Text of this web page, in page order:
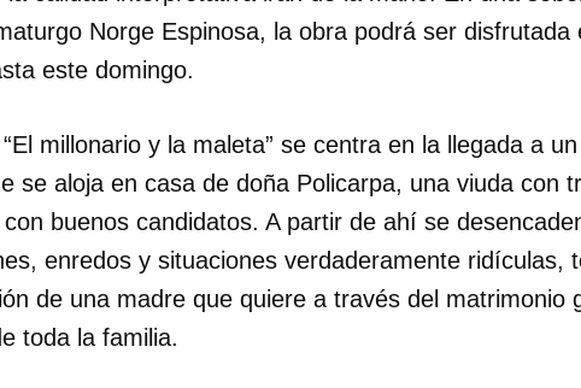
Norge Espinosa, la obra podrá ser disfrutada
este domingo.
millonario y la maleta” se centra en la llegada a
se aloja en casa de doña Policarpa, una viuda con
buenos candidatos. A partir de ahí se
enredos y situaciones verdaderamente ridículas,
de una madre que quiere a través del matrimonio
toda la familia.